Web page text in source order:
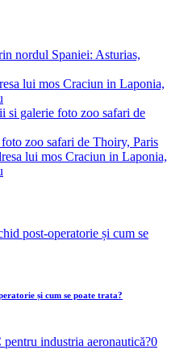
nordul Spaniei: Asturias,
lui mos Craciun in Laponia,
si galerie foto zoo safari de
zoo safari de Thoiry, Paris
lui mos Craciun in Laponia,
și cum se poate trata?
0